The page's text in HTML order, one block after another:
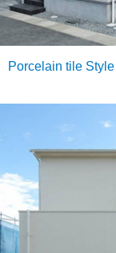
Porcelain tile Style